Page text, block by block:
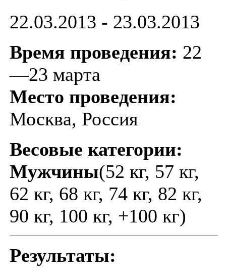
22.03.2013 - 23.03.2013
Время проведения: 22
—23 марта
Место проведения:
Москва, Россия
Весовые категории:
Мужчины(52 кг, 57 кг,
62 кг, 68 кг, 74 кг, 82 кг,
90 кг, 100 кг, +100 кг)
Результаты: